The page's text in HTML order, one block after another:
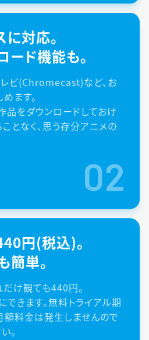
対応。
ド機能も。
レビ(Chromecast)など、お
ます。
品をダウンロードしておけ
となく、思う存分アニメの
02
円(税込)。
簡単。
け観ても440円。
きます。無料トライアル期
額料金は発生しませんので
。